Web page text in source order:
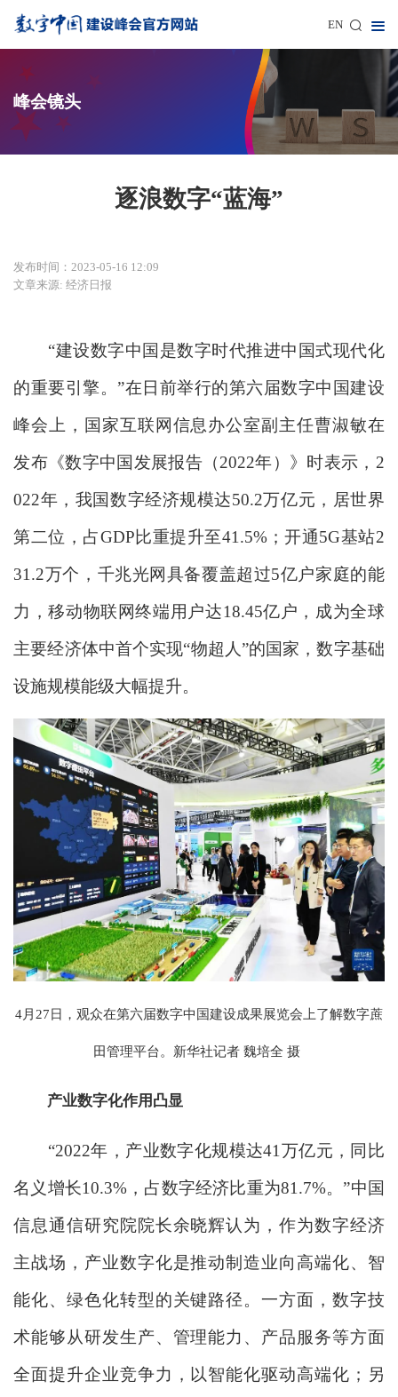
EN
峰会镜头
逐浪数字“蓝海”
发布时间：2023-05-16 12:09
文章来源: 经济日报
“建设数字中国是数字时代推进中国式现代化
的重要引擎。”在日前举行的第六届数字中国建设
峰会上，国家互联网信息办公室副主任曹淑敏在
发布《数字中国发展报告（2022年）》时表示，2
022年，我国数字经济规模达50.2万亿元，居世界
第二位，占GDP比重提升至41.5%；开通5G基站2
31.2万个，千兆光网具备覆盖超过5亿户家庭的能
力，移动物联网终端用户达18.45亿户，成为全球
主要经济体中首个实现“物超人”的国家，数字基础
设施规模能级大幅提升。
4月27日，观众在第六届数字中国建设成果展览会上了解数字蔗
田管理平台。新华社记者 魏培全 摄
产业数字化作用凸显
“2022年，产业数字化规模达41万亿元，同比
名义增长10.3%，占数字经济比重为81.7%。”中国
信息通信研究院院长余晓辉认为，作为数字经济
主战场，产业数字化是推动制造业向高端化、智
能化、绿色化转型的关键路径。一方面，数字技
术能够从研发生产、管理能力、产品服务等方面
全面提升企业竞争力，以智能化驱动高端化；另